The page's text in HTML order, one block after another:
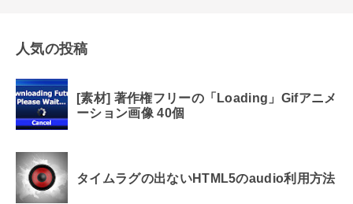
人気の投稿
[素材] 著作権フリーの「Loading」Gifアニメ
ーション画像 40個
タイムラグの出ないHTML5のaudio利用方法